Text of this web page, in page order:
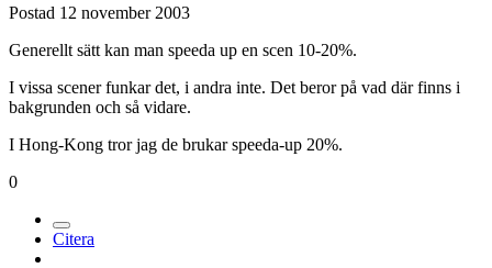
Postad 12 november 2003
Generellt sätt kan man speeda up en scen 10-20%.
I vissa scener funkar det, i andra inte. Det beror på vad där finns i
bakgrunden och så vidare.
I Hong-Kong tror jag de brukar speeda-up 20%.
0
Citera